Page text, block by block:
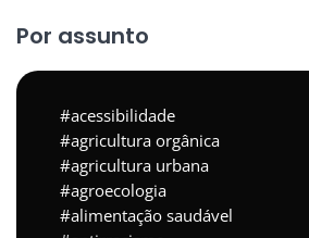
Por assunto
acessibilidade
agricultura orgânica
agricultura urbana
agroecologia
alimentação saudável